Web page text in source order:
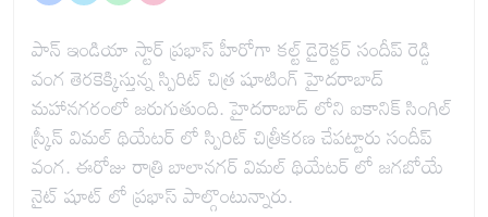
పాన్ ఇండియా స్టార్ ప్రభాస్ హీరోగా కల్ట్ డైరెక్టర్ సందీప్ రెడ్డి
వంగ తెరకెక్కిస్తున్న స్పిరిట్ చిత్ర షూటింగ్ హైదరాబాద్
మహానగరంలో జరుగుతుంది. హైదరాబాద్ లోని ఐకానిక్ సింగిల్
స్క్రీన్ విమల్ థియేటర్ లో స్పిరిట్ చిత్రీకరణ చేపట్టారు సందీప్
వంగ. ఈరోజు రాత్రి బాలానగర్ విమల్ థియేటర్ లో జగబోయే
నైట్ షూట్ లో ప్రభాస్ పాల్గొంటున్నారు.